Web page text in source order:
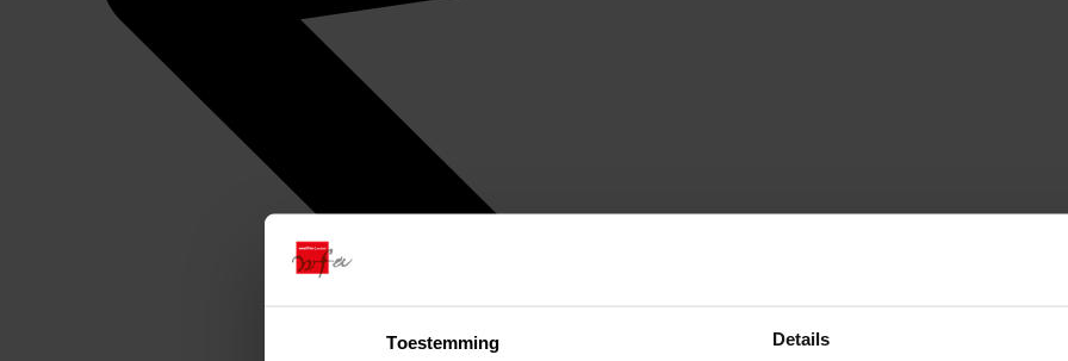
Toestemming Details